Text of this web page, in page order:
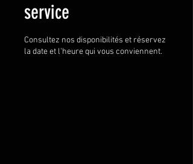
service
Consultez nos disponibilités et réservez
la date et l'heure qui vous conviennent.